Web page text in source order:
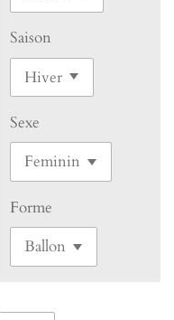
Saison
Sexe
Forme